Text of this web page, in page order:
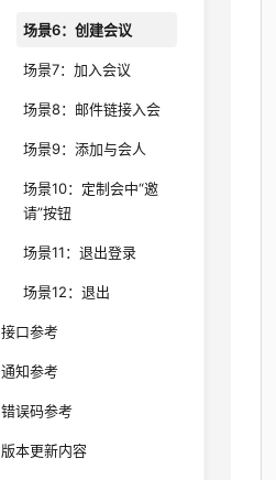
场景6：创建会议
场景7：加入会议
场景8：邮件链接入会
场景9：添加与会人
场景10：定制会中“邀
请”按钮
场景11：退出登录
场景12：退出
接口参考
通知参考
错误码参考
版本更新内容